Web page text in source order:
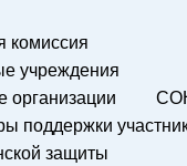
комиссия
учреждения
поддержки
защиты